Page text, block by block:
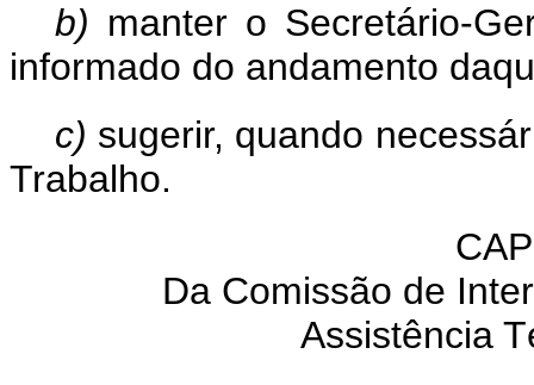
b) manter o Secretário-
informado do andamento
c) sugerir, quando
Trabalho.
Da Comissão de
Assistência